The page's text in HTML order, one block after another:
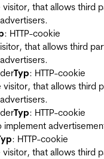
visitor, that allows third
: HTTP-cookie
that allows third
Typ: HTTP-cookie
visitor, that allows
Typ: HTTP-cookie
implement
: HTTP-cookie
visitor, that allows third